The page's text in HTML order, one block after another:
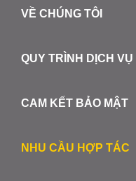
VỀ CHÚNG TÔI
QUY TRÌNH DỊCH VỤ
CAM KẾT BẢO MẬT
NHU CẦU HỢP TÁC